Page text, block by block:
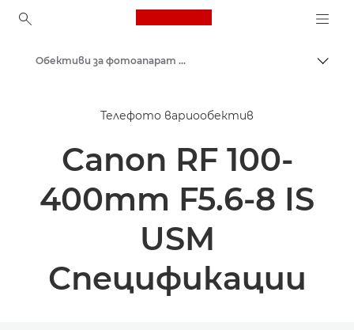
Canon Logo, back to
Обективи за фотоапарат Canon
Телефото вариообектив
Canon RF 100-
400mm F5.6-8 IS
USM
Спецификации